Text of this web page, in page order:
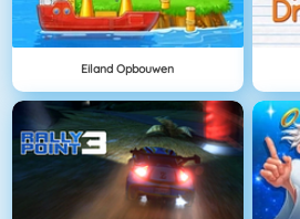
Eiland Opbouwen